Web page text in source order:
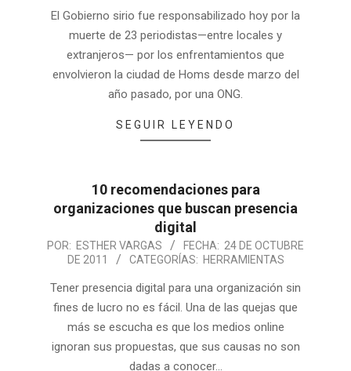
El Gobierno sirio fue responsabilizado hoy por la
muerte de 23 periodistas—entre locales y
extranjeros— por los enfrentamientos que
envolvieron la ciudad de Homs desde marzo del
año pasado, por una ONG.
SEGUIR LEYENDO
10 recomendaciones para
organizaciones que buscan presencia
digital
POR: ESTHER VARGAS FECHA: 24 DE OCTUBRE
DE 2011
CATEGORÍAS: HERRAMIENTAS
Tener presencia digital para una organización sin
fines de lucro no es fácil. Una de las quejas que
más se escucha es que los medios online
ignoran sus propuestas, que sus causas no son
dadas a conocer…